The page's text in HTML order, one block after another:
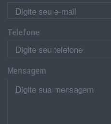
Telefone
Mensagem